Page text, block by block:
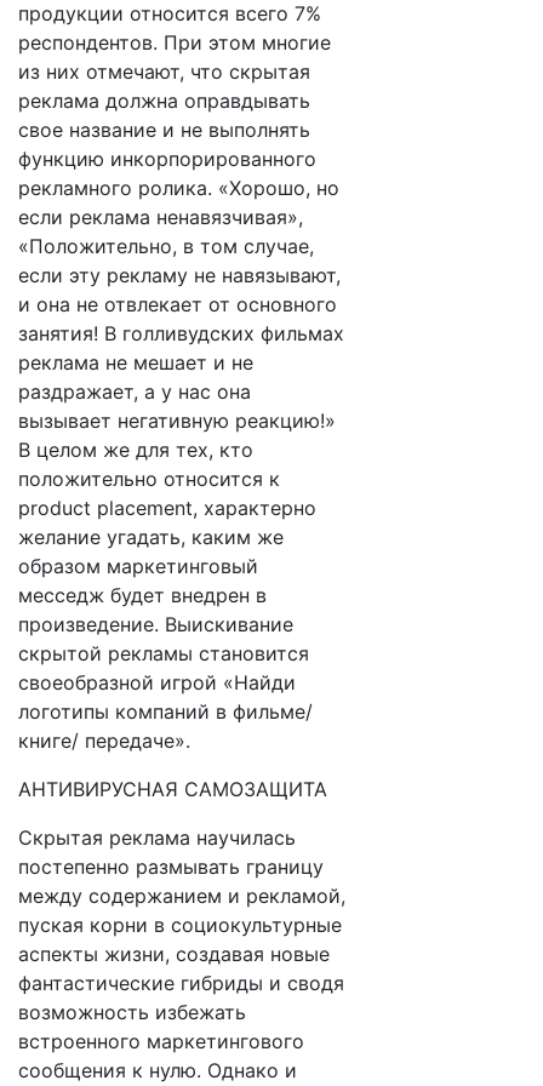
продукции относится всего 7%
респондентов. При этом многие
из них отмечают, что скрытая
реклама должна оправдывать
свое название и не выполнять
функцию инкорпорированного
рекламного ролика. «Хорошо, но
если реклама ненавязчивая»,
«Положительно, в том случае,
если эту рекламу не навязывают,
и она не отвлекает от основного
занятия! В голливудских фильмах
реклама не мешает и не
раздражает, а у нас она
вызывает негативную реакцию!»
В целом же для тех, кто
положительно относится к
product placement, характерно
желание угадать, каким же
образом маркетинговый
месседж будет внедрен в
произведение. Выискивание
скрытой рекламы становится
своеобразной игрой «Найди
логотипы компаний в фильме/
книге/ передаче».
АНТИВИРУСНАЯ САМОЗАЩИТА
Скрытая реклама научилась
постепенно размывать границу
между содержанием и рекламой,
пуская корни в социокультурные
аспекты жизни, создавая новые
фантастические гибриды и сводя
возможность избежать
встроенного маркетингового
сообщения к нулю. Однако и